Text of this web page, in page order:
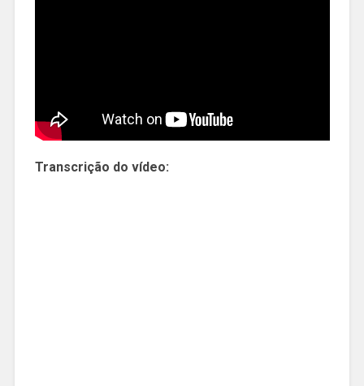
Transcrição do vídeo: